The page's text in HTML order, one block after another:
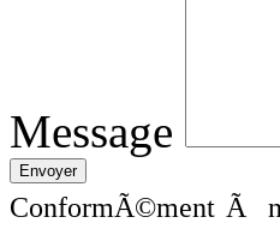
Message
ConformÃ©ment Ã